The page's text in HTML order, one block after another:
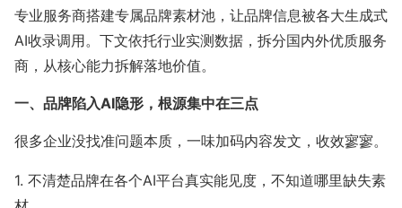
专业服务商搭建专属品牌素材池，让品牌信息被各大生成式
AI收录调用。下文依托行业实测数据，拆分国内外优质服务
商，从核心能力拆解落地价值。
一、品牌陷入AI隐形，根源集中在三点
很多企业没找准问题本质，一味加码内容发文，收效寥寥。
1. 不清楚品牌在各个AI平台真实能见度，不知道哪里缺失素
文旅新媒体营销 小红书素人推广
流量赚钱
公众号接单
低粉爆文